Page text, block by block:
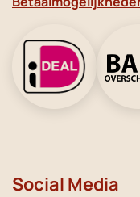
Social Media